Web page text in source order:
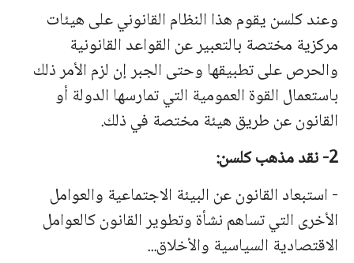
وعند كلسن يقوم هذا النظام القانوني على هيئات
مركزية مختصة بالتعبير عن القواعد القانونية
والحرص على تطبيقها وحتى الجبر إن لزم الأمر ذلك
باستعمال القوة العمومية التي تمارسها الدولة أو
القانون عن طريق هيئة مختصة في ذلك.
2- نقد مذهب كلسن:
- استبعاد القانون عن البيئة الاجتماعية والعوامل
الأخرى التي تساهم نشأة وتطوير القانون كالعوامل
الاقتصادية السياسية والأخلاق...